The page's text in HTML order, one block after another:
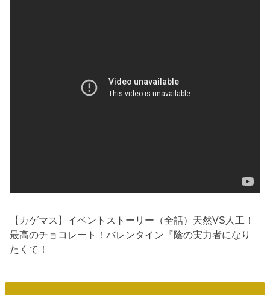
【カゲマス】イベントストーリー（全話）天然VS人工！
最高のチョコレート！バレンタイン『陰の実力者になり
たくて！